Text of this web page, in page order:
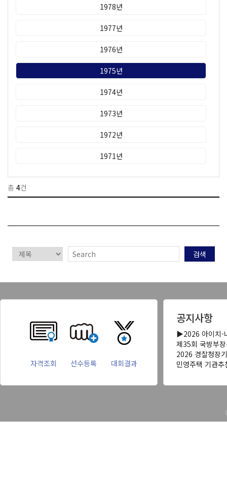
1978년
1977년
1976년
1975년
1974년
1973년
1972년
1971년
총 4건
검색
자격조회 선수등록 대회결과
공지사항
▶2026 아이치-
제35회 국방부
2026 경찰청장
민영주택 기관